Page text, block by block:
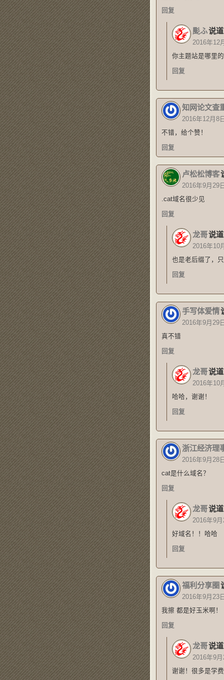
回复
颩ふ说
2016年12
你主题站是哪里
回复
知网论文查
2016年12月8
不错，给个赞！
回复
卢松松博客
2016年9月29
.cat域名很少见
回复
龙哥说
2016年10
也是老后缀了，
回复
手写体爱情
2016年9月29
真不错
回复
龙哥说
2016年10
哈哈，谢谢！
回复
浙江经济理
2016年9月28
cat是什么域名？
回复
龙哥说
2016年9
好域名！！哈哈
回复
福利分享圈
2016年9月23
我擦 都是好玉米啊！
回复
龙哥说
2016年9
谢谢！很多是学